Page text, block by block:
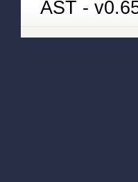
AST -